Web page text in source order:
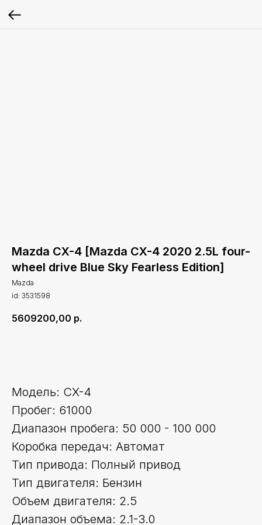
Mazda CX-4 [Mazda CX-4 2020 2.5L four-
wheel drive Blue Sky Fearless Edition]
Mazda
id: 3531598
5609200,00 р.
Модель: CX-4
Пробег: 61000
Диапазон пробега: 50 000 - 100 000
Коробка передач: Автомат
Тип привода: Полный привод
Тип двигателя: Бензин
Объем двигателя: 2.5
Диапазон объема: 2.1-3.0